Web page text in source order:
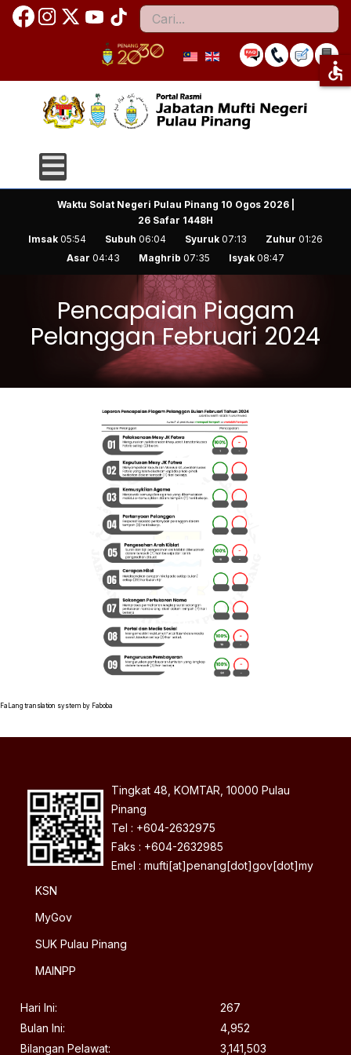
Cari
Waktu Solat Negeri Pulau Pinang 10 Ogos 2026 |
26 Safar 1448H
Imsak 05:54 Subuh 06:04 Syuruk 07:13 Zuhur 01:26
Asar 04:43 Maghrib 07:35 Isyak 08:47
Pencapaian Piagam
Pelanggan Februari 2024
FaLang translation system by Faboba
Tingkat 48, KOMTAR, 10000 Pulau
Pinang
Tel : +604-2632975
Faks : +604-2632985
Emel : mufti[at]penang[dot]gov[dot]my
KSN
MyGov
SUK Pulau Pinang
MAINPP
Hari Ini:
267
Bulan Ini:
4,952
Bilangan Pelawat:
3,141,503
accessible